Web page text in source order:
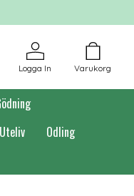
Varukorg
Logga In
Uteliv
Odling